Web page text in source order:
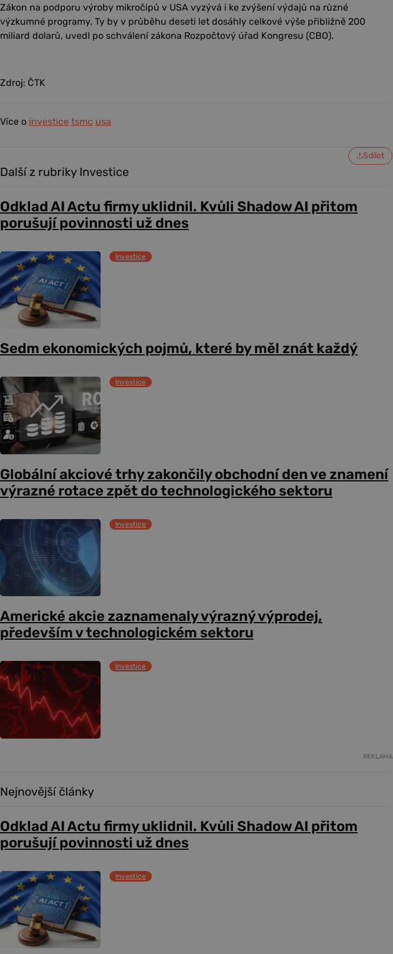
Zákon na podporu výroby mikročipů v USA vyzývá i ke zvýšení výdajů na různé
výzkumné programy. Ty by v průběhu deseti let dosáhly celkové výše přibližně 200
miliard dolarů, uvedl po schválení zákona Rozpočtový úřad Kongresu (CBO).
Zdroj: ČTK
Více o investice tsmc usa
Sdílet
Další z rubriky Investice
Odklad AI Actu firmy uklidnil. Kvůli Shadow AI přitom
porušují povinnosti už dnes
Investice
Sedm ekonomických pojmů, které by měl znát každý
Investice
Globální akciové trhy zakončily obchodní den ve znamení
výrazné rotace zpět do technologického sektoru
Investice
Americké akcie zaznamenaly výrazný výprodej,
především v technologickém sektoru
Investice
REKLAMA
Nejnovější články
Odklad AI Actu firmy uklidnil. Kvůli Shadow AI přitom
porušují povinnosti už dnes
Investice